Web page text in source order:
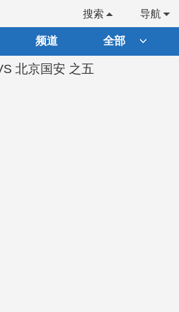
导航
搜索
频道 全部
北京国安 之五